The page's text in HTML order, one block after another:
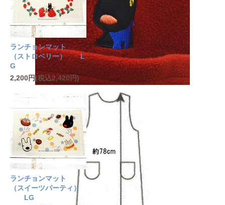
ランチョンマット
（ストロベリー） L
G
2,200円(税込2,420円)
ランチョンマット
（スイーツパーティ）
LG